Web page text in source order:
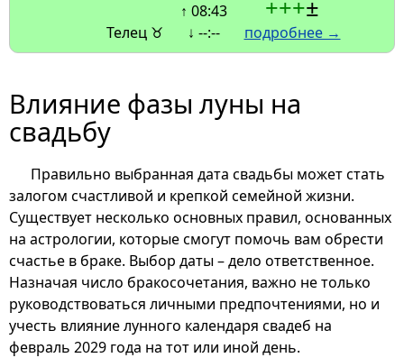
Телец ♉
↑ 08:43
↓ --:--
+++±
подробнее →
Влияние фазы луны на
свадьбу
Правильно выбранная дата свадьбы может стать
залогом счастливой и крепкой семейной жизни.
Существует несколько основных правил, основанных
на астрологии, которые смогут помочь вам обрести
счастье в браке. Выбор даты – дело ответственное.
Назначая число бракосочетания, важно не только
руководствоваться личными предпочтениями, но и
учесть влияние лунного календаря свадеб на
февраль 2029 года на тот или иной день.